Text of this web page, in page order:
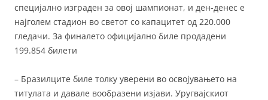
специјално изграден за овој шампионат, и ден-денес е
најголем стадион во светот со капацитет од 220.000
гледачи. За финалето официјално биле продадени
199.854 билети
– Бразилците биле толку уверени во освојувањето на
титулата и давале вообразени изјави. Уругвајскиот